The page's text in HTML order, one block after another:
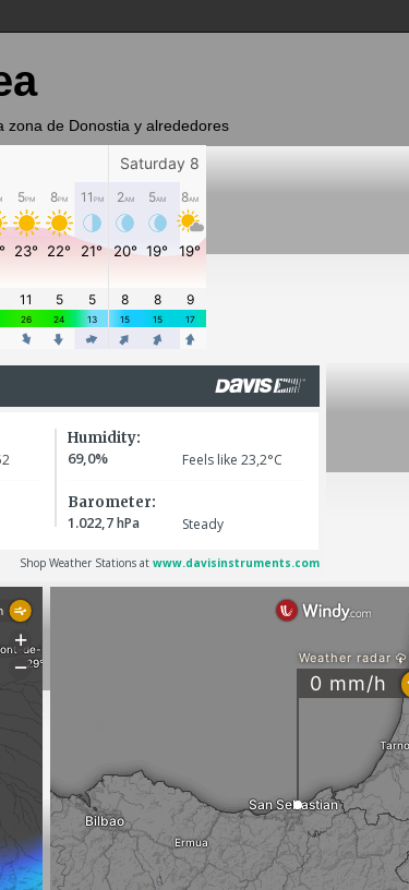
zona de Donostia y alrededores